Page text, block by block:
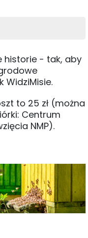
historie - tak, aby
WidziMisie.
to 25 zł (można
Centrum
NMP).